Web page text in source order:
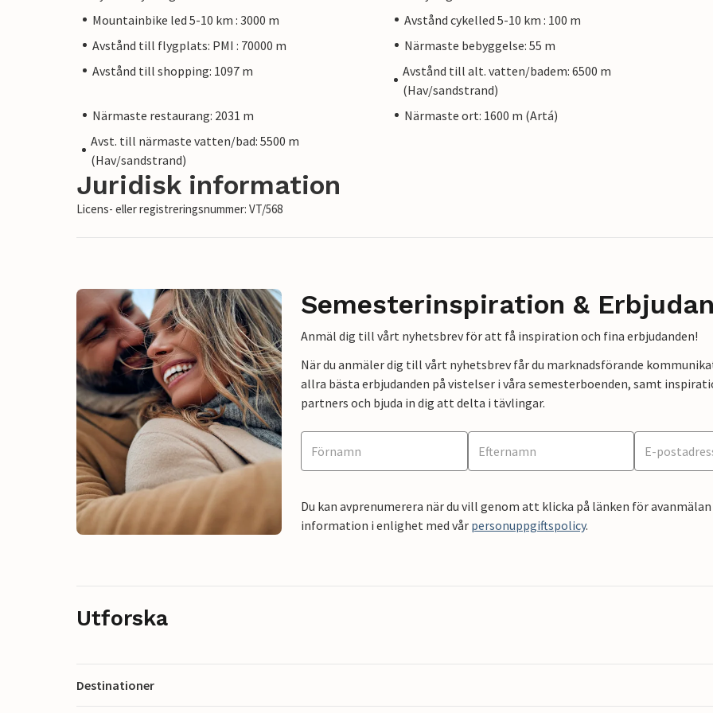
Mountainbike led 5-10 km : 3000 m
Avstånd cykelled 5-10 km : 100 m
Avstånd till flygplats: PMI : 70000 m
Närmaste bebyggelse: 55 m
Avstånd till shopping: 1097 m
Avstånd till alt. vatten/badem: 6500 m
(Hav/sandstrand)
Närmaste restaurang: 2031 m
Närmaste ort: 1600 m (Artá)
Avst. till närmaste vatten/bad: 5500 m
(Hav/sandstrand)
Juridisk information
Licens- eller registreringsnummer: VT/568
Semesterinspiration &
Anmäl dig till vårt nyhetsbrev för att få inspiration och fina erbjudanden!
När du anmäler dig till vårt nyhetsbrev får du marknadsförande
allra bästa erbjudanden på vistelser i våra semesterboenden, samt
partners och bjuda in dig att delta i tävlingar.
Du kan avprenumerera när du vill genom att klicka på länken för
information i enlighet med vår personuppgiftspolicy.
Utforska
Destinationer